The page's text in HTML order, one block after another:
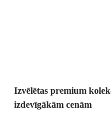
Izvēlētas premium
izdevīgākām cenām